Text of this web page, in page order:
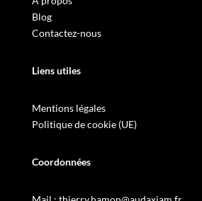
Blog
Contactez-nous
Liens utiles
Mentions légales
Politique de cookie (UE)
Coordonnées